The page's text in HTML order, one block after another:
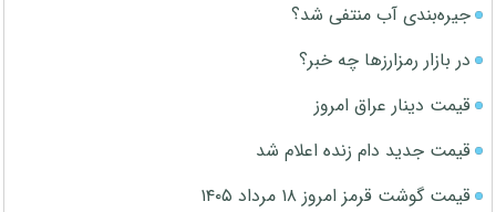
جیره‌بندی آب منتفی شد؟
در بازار رمزارزها چه خبر؟
قیمت دینار عراق امروز
قیمت جدید دام زنده اعلام شد
قیمت گوشت قرمز امروز ۱۸ مرداد ۱۴۰۵